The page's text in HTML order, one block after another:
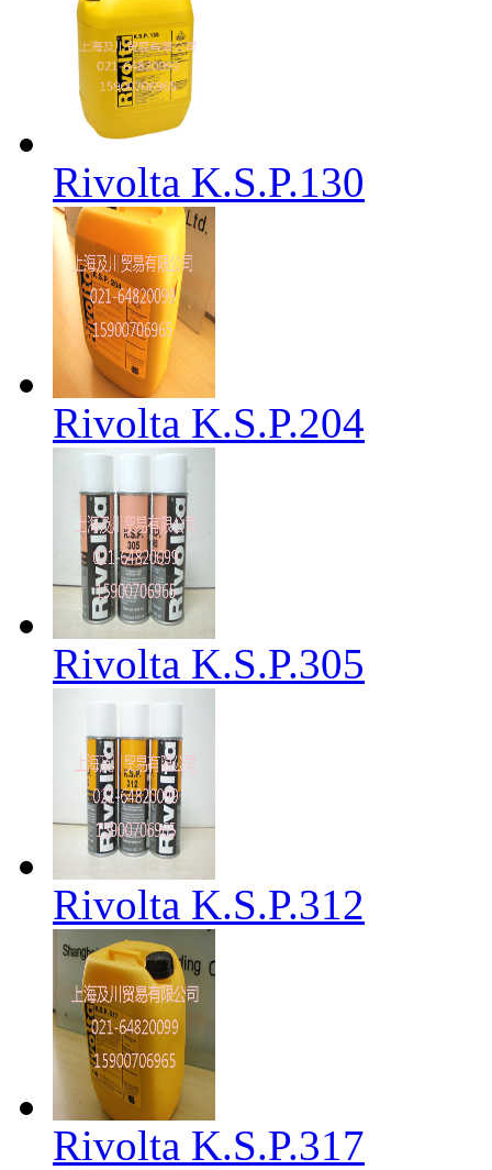
Rivolta K.S.P.130
Rivolta K.S.P.204
Rivolta K.S.P.305
Rivolta K.S.P.312
Rivolta K.S.P.317